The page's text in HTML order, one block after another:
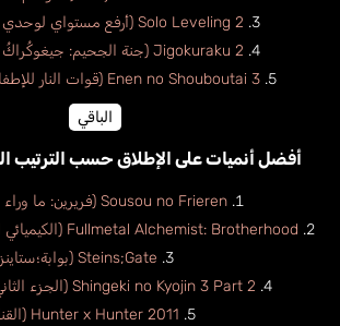
Solo Leveling 2 (أرفع مستواي لوحدي الموسم الثاني)
Jigokuraku 2 (جنة الجحيم: جيغوكُراكُ الموسم الثاني)
Enen no Shouboutai 3 (قوات النار للإطفاء الموسم الثالث)
الباقي
أفضل أنميات على الإطلاق حسب الترتيب
Sousou no Frieren (فريرين: ما وراء نهاية الرحلة)
Fullmetal Alchemist: Brotherhood (الكيميائي المعدني الكامل: الأخوة)
Steins;Gate (بوابة؛ستاينز)
Shingeki no Kyojin 3 Part 2 (الجزء الثاني للموسم الثالث)
Hunter x Hunter 2011 (القناص)